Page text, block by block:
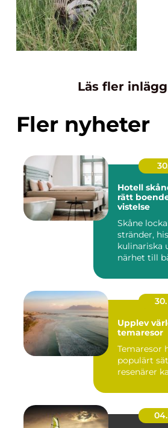
Läs fler
Fler nyheter
Hotell skåne så hittar
rätt
vistelse
Skåne
stränder,
kulinariska
närhet till
Upplev
temaresor
Temaresor
populärt
resenärer